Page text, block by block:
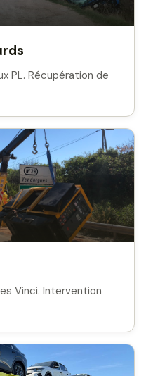
PL. Récupération de
Vinci. Intervention